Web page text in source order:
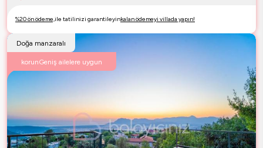
%20 ön ödeme,ile tatilinizi garantileyinkalan ödemeyi villada yapın!
Doğa manzaralı
korunGeniş ailelere uygun